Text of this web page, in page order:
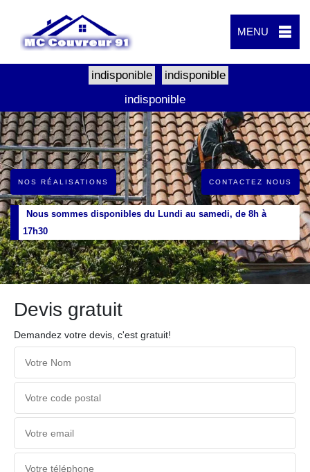
MENU
indisponible
indisponible
indisponible
NOS RÉALISATIONS CONTACTEZ NOUS
Nous sommes disponibles du Lundi au samedi, de 8h à
17h30
Devis gratuit
Demandez votre devis, c'est gratuit!